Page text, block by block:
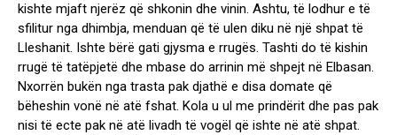
kishte mjaft njerëz që shkonin dhe vinin. Ashtu, të lodhur e të
sfilitur nga dhimbja, menduan që të ulen diku në një shpat të
Lleshanit. Ishte bërë gati gjysma e rrugës. Tashti do të kishin
rrugë të tatëpjetë dhe mbase do arrinin më shpejt në Elbasan.
Nxorrën bukën nga trasta pak djathë e disa domate që
bëheshin vonë në atë fshat. Kola u ul me prindërit dhe pas pak
nisi të ecte pak në atë livadh të vogël që ishte në atë shpat.